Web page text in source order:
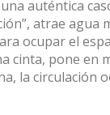
auténtica
atrae agua
ocupar el
cinta, pone en
, la circulación